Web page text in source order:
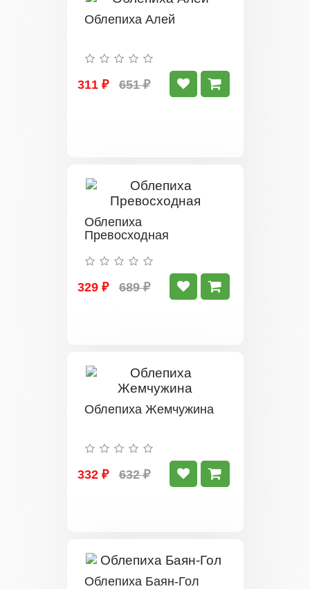
Облепиха Алей
311 ₽ 651 ₽
Облепиха
Превосходная
329 ₽ 689 ₽
Облепиха Жемчужина
332 ₽ 632 ₽
Облепиха Баян-Гол